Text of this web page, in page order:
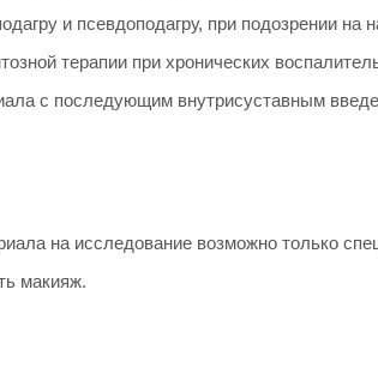
и псевдоподагру, при подозрении на
терапии при хронических
с последующим внутрисуставным
на исследование возможно только
макияж.